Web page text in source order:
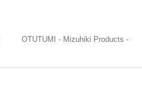
OTUTUMI - Mizuhiki Products -